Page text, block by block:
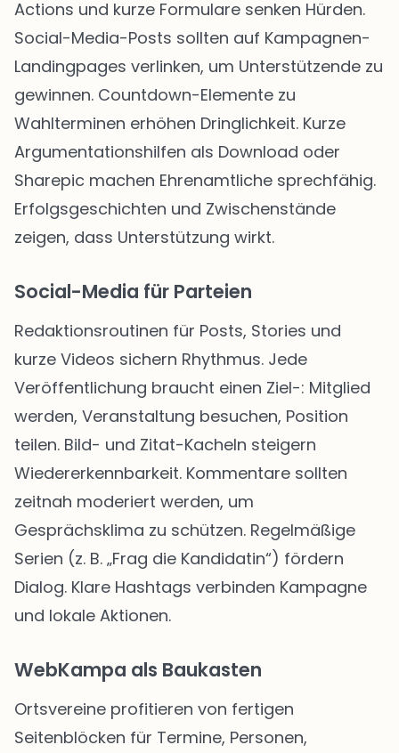
Actions und kurze Formulare senken Hürden.
Social-Media-Posts sollten auf Kampagnen-
Landingpages verlinken, um Unterstützende zu
gewinnen. Countdown-Elemente zu
Wahlterminen erhöhen Dringlichkeit. Kurze
Argumentationshilfen als Download oder
Sharepic machen Ehrenamtliche sprechfähig.
Erfolgsgeschichten und Zwischenstände
zeigen, dass Unterstützung wirkt.
Social-Media für Parteien
Redaktionsroutinen für Posts, Stories und
kurze Videos sichern Rhythmus. Jede
Veröffentlichung braucht einen Ziel-: Mitglied
werden, Veranstaltung besuchen, Position
teilen. Bild- und Zitat-Kacheln steigern
Wiedererkennbarkeit. Kommentare sollten
zeitnah moderiert werden, um
Gesprächsklima zu schützen. Regelmäßige
Serien (z. B. „Frag die Kandidatin“) fördern
Dialog. Klare Hashtags verbinden Kampagne
und lokale Aktionen.
WebKampa als Baukasten
Ortsvereine profitieren von fertigen
Seitenblöcken für Termine, Personen,